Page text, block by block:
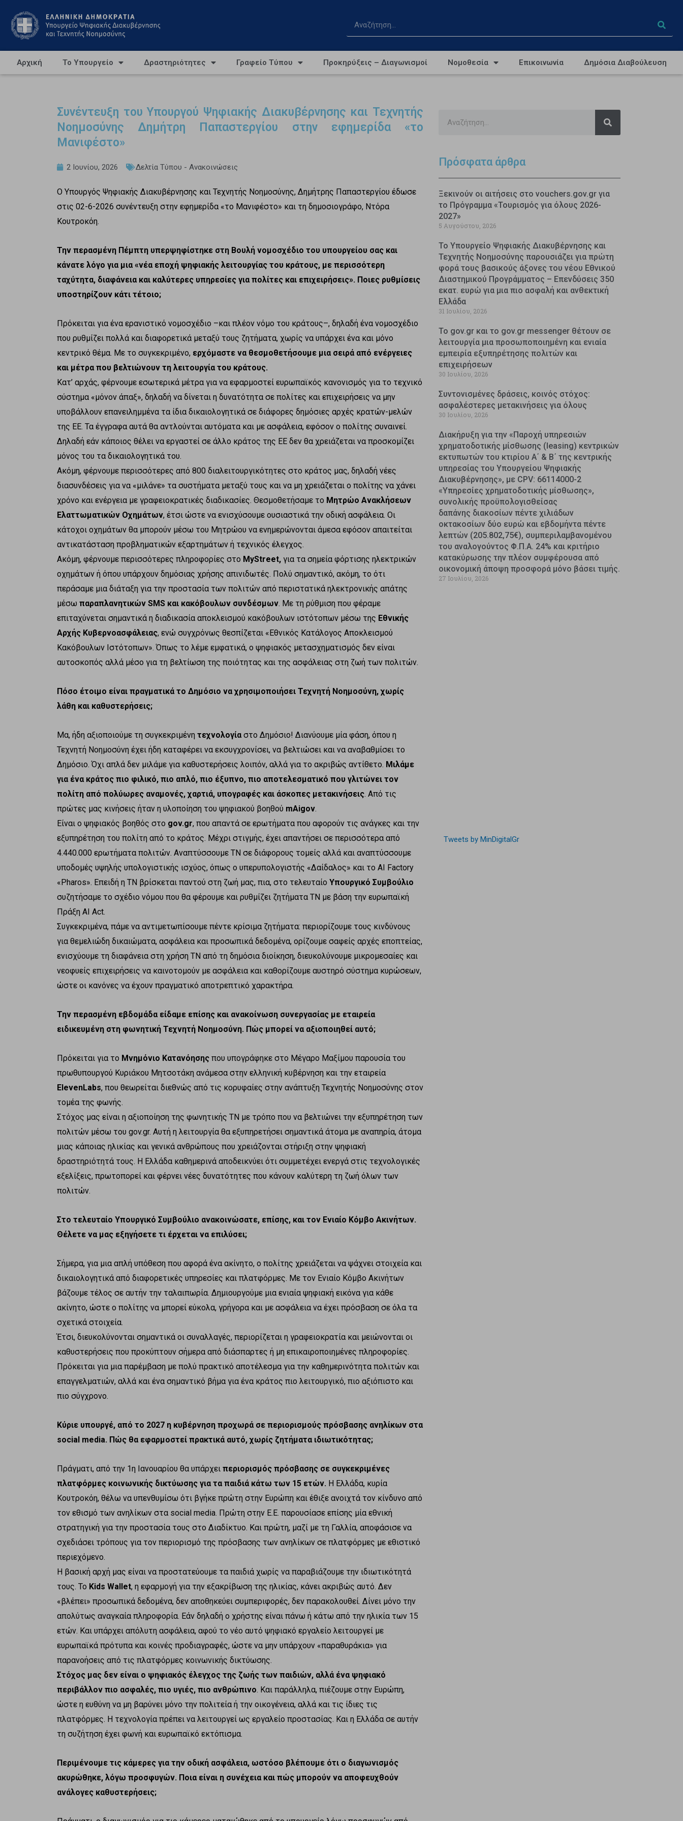
Αρχική Το Υπουργείο Δραστηριότητες Γραφείο Τύπου Προκηρύξεις – Διαγωνισμοί Νομοθεσία Επικοινωνία Δημόσια Διαβούλευση
Συνέντευξη του Υπουργού Ψηφιακής Διακυβέρνησης και Τεχνητής
Νοημοσύνης Δημήτρη Παπαστεργίου στην εφημερίδα «το
Μανιφέστο»
2 Ιουνίου, 2026 Δελτία Τύπου - Ανακοινώσεις
Ο Υπουργός Ψηφιακής Διακυβέρνησης και Τεχνητής Νοημοσύνης, Δημήτρης Παπαστεργίου έδωσε
στις 02-6-2026 συνέντευξη στην εφημερίδα «το Μανιφέστο» και τη δημοσιογράφο, Ντόρα
Κουτροκόη.
Την περασμένη Πέμπτη υπερψηφίστηκε στη Βουλή νομοσχέδιο του υπουργείου σας και
κάνατε λόγο για μια «νέα εποχή ψηφιακής λειτουργίας του κράτους, με περισσότερη
ταχύτητα, διαφάνεια και καλύτερες υπηρεσίες για πολίτες και επιχειρήσεις». Ποιες ρυθμίσεις
υποστηρίζουν κάτι τέτοιο;
Πρόκειται για ένα ερανιστικό νομοσχέδιο –και πλέον νόμο του κράτους–, δηλαδή ένα νομοσχέδιο
που ρυθμίζει πολλά και διαφορετικά μεταξύ τους ζητήματα, χωρίς να υπάρχει ένα και μόνο
κεντρικό θέμα. Με το συγκεκριμένο, ερχόμαστε να θεσμοθετήσουμε μια σειρά από ενέργειες
και μέτρα που βελτιώνουν τη λειτουργία του κράτους.
Κατ’ αρχάς, φέρνουμε εσωτερικά μέτρα για να εφαρμοστεί ευρωπαϊκός κανονισμός για το τεχνικό
σύστημα «μόνον άπαξ», δηλαδή να δίνεται η δυνατότητα σε πολίτες και επιχειρήσεις να μην
υποβάλλουν επανειλημμένα τα ίδια δικαιολογητικά σε διάφορες δημόσιες αρχές κρατών-μελών
της ΕΕ. Τα έγγραφα αυτά θα αντλούνται αυτόματα και με ασφάλεια, εφόσον ο πολίτης συναινεί.
Δηλαδή εάν κάποιος θέλει να εργαστεί σε άλλο κράτος της ΕΕ δεν θα χρειάζεται να προσκομίζει
μόνος του τα δικαιολογητικά του.
Ακόμη, φέρνουμε περισσότερες από 800 διαλειτουργικότητες στο κράτος μας, δηλαδή νέες
διασυνδέσεις για να «μιλάνε» τα συστήματα μεταξύ τους και να μη χρειάζεται ο πολίτης να χάνει
χρόνο και ενέργεια με γραφειοκρατικές διαδικασίες. Θεσμοθετήσαμε το Μητρώο Ανακλήσεων
Ελαττωματικών Οχημάτων, έτσι ώστε να ενισχύσουμε ουσιαστικά την οδική ασφάλεια. Οι
κάτοχοι οχημάτων θα μπορούν μέσω του Μητρώου να ενημερώνονται άμεσα εφόσον απαιτείται
αντικατάσταση προβληματικών εξαρτημάτων ή τεχνικός έλεγχος.
Ακόμη, φέρνουμε περισσότερες πληροφορίες στο MyStreet, για τα σημεία φόρτισης ηλεκτρικών
οχημάτων ή όπου υπάρχουν δημόσιας χρήσης απινιδωτές. Πολύ σημαντικό, ακόμη, το ότι
περάσαμε μια διάταξη για την προστασία των πολιτών από περιστατικά ηλεκτρονικής απάτης
μέσω παραπλανητικών SMS και κακόβουλων συνδέσμων. Με τη ρύθμιση που φέραμε
επιταχύνεται σημαντικά η διαδικασία αποκλεισμού κακόβουλων ιστότοπων μέσω της Εθνικής
Αρχής Κυβερνοασφάλειας, ενώ συγχρόνως θεσπίζεται «Εθνικός Κατάλογος Αποκλεισμού
Κακόβουλων Ιστότοπων». Όπως το λέμε εμφατικά, ο ψηφιακός μετασχηματισμός δεν είναι
αυτοσκοπός αλλά μέσο για τη βελτίωση της ποιότητας και της ασφάλειας στη ζωή των πολιτών.
Πόσο έτοιμο είναι πραγματικά το Δημόσιο να χρησιμοποιήσει Τεχνητή Νοημοσύνη, χωρίς
λάθη και καθυστερήσεις;
Μα, ήδη αξιοποιούμε τη συγκεκριμένη τεχνολογία στο Δημόσιο! Διανύουμε μία φάση, όπου η
Τεχνητή Νοημοσύνη έχει ήδη καταφέρει να εκσυγχρονίσει, να βελτιώσει και να αναβαθμίσει το
Δημόσιο. Όχι απλά δεν μιλάμε για καθυστερήσεις λοιπόν, αλλά για το ακριβώς αντίθετο. Μιλάμε
για ένα κράτος πιο φιλικό, πιο απλό, πιο έξυπνο, πιο αποτελεσματικό που γλιτώνει τον
πολίτη από πολύωρες αναμονές, χαρτιά, υπογραφές και άσκοπες μετακινήσεις. Από τις
πρώτες μας κινήσεις ήταν η υλοποίηση του ψηφιακού βοηθού mAigov.
Είναι ο ψηφιακός βοηθός στο gov.gr, που απαντά σε ερωτήματα που αφορούν τις ανάγκες και την
εξυπηρέτηση του πολίτη από το κράτος. Μέχρι στιγμής, έχει απαντήσει σε περισσότερα από
4.440.000 ερωτήματα πολιτών. Αναπτύσσουμε ΤΝ σε διάφορους τομείς αλλά και αναπτύσσουμε
υποδομές υψηλής υπολογιστικής ισχύος, όπως ο υπερυπολογιστής «Δαίδαλος» και το AI Factory
«Pharos». Επειδή η ΤΝ βρίσκεται παντού στη ζωή μας, πια, στο τελευταίο Υπουργικό Συμβούλιο
συζητήσαμε το σχέδιο νόμου που θα φέρουμε και ρυθμίζει ζητήματα ΤΝ με βάση την ευρωπαϊκή
Πράξη AI Act.
Συγκεκριμένα, πάμε να αντιμετωπίσουμε πέντε κρίσιμα ζητήματα: περιορίζουμε τους κινδύνους
για θεμελιώδη δικαιώματα, ασφάλεια και προσωπικά δεδομένα, ορίζουμε σαφείς αρχές εποπτείας,
ενισχύουμε τη διαφάνεια στη χρήση ΤΝ από τη δημόσια διοίκηση, διευκολύνουμε μικρομεσαίες και
νεοφυείς επιχειρήσεις να καινοτομούν με ασφάλεια και καθορίζουμε αυστηρό σύστημα κυρώσεων,
ώστε οι κανόνες να έχουν πραγματικό αποτρεπτικό χαρακτήρα.
Την περασμένη εβδομάδα είδαμε επίσης και ανακοίνωση συνεργασίας με εταιρεία
ειδικευμένη στη φωνητική Τεχνητή Νοημοσύνη. Πώς μπορεί να αξιοποιηθεί αυτό;
Πρόκειται για το Μνημόνιο Κατανόησης που υπογράφηκε στο Μέγαρο Μαξίμου παρουσία του
πρωθυπουργού Κυριάκου Μητσοτάκη ανάμεσα στην ελληνική κυβέρνηση και την εταιρεία
ElevenLabs, που θεωρείται διεθνώς από τις κορυφαίες στην ανάπτυξη Τεχνητής Νοημοσύνης στον
τομέα της φωνής.
Στόχος μας είναι η αξιοποίηση της φωνητικής ΤΝ με τρόπο που να βελτιώνει την εξυπηρέτηση των
πολιτών μέσω του gov.gr. Αυτή η λειτουργία θα εξυπηρετήσει σημαντικά άτομα με αναπηρία, άτομα
μιας κάποιας ηλικίας και γενικά ανθρώπους που χρειάζονται στήριξη στην ψηφιακή
δραστηριότητά τους. Η Ελλάδα καθημερινά αποδεικνύει ότι συμμετέχει ενεργά στις τεχνολογικές
εξελίξεις, πρωτοπορεί και φέρνει νέες δυνατότητες που κάνουν καλύτερη τη ζωή όλων των
πολιτών.
Στο τελευταίο Υπουργικό Συμβούλιο ανακοινώσατε, επίσης, και τον Ενιαίο Κόμβο Ακινήτων.
Θέλετε να μας εξηγήσετε τι έρχεται να επιλύσει;
Σήμερα, για μια απλή υπόθεση που αφορά ένα ακίνητο, ο πολίτης χρειάζεται να ψάχνει στοιχεία και
δικαιολογητικά από διαφορετικές υπηρεσίες και πλατφόρμες. Με τον Ενιαίο Κόμβο Ακινήτων
βάζουμε τέλος σε αυτήν την ταλαιπωρία. Δημιουργούμε μια ενιαία ψηφιακή εικόνα για κάθε
ακίνητο, ώστε ο πολίτης να μπορεί εύκολα, γρήγορα και με ασφάλεια να έχει πρόσβαση σε όλα τα
σχετικά στοιχεία.
Έτσι, διευκολύνονται σημαντικά οι συναλλαγές, περιορίζεται η γραφειοκρατία και μειώνονται οι
καθυστερήσεις που προκύπτουν σήμερα από διάσπαρτες ή μη επικαιροποιημένες πληροφορίες.
Πρόκειται για μια παρέμβαση με πολύ πρακτικό αποτέλεσμα για την καθημερινότητα πολιτών και
επαγγελματιών, αλλά και ένα σημαντικό βήμα για ένα κράτος πιο λειτουργικό, πιο αξιόπιστο και
πιο σύγχρονο.
Κύριε υπουργέ, από το 2027 η κυβέρνηση προχωρά σε περιορισμούς πρόσβασης ανηλίκων στα
social media. Πώς θα εφαρμοστεί πρακτικά αυτό, χωρίς ζητήματα ιδιωτικότητας;
Πράγματι, από την 1η Ιανουαρίου θα υπάρχει περιορισμός πρόσβασης σε συγκεκριμένες
πλατφόρμες κοινωνικής δικτύωσης για τα παιδιά κάτω των 15 ετών. Η Ελλάδα, κυρία
Κουτροκόη, θέλω να υπενθυμίσω ότι βγήκε πρώτη στην Ευρώπη και έθιξε ανοιχτά τον κίνδυνο από
τον εθισμό των ανηλίκων στα social media. Πρώτη στην Ε.Ε. παρουσίασε επίσης μία εθνική
στρατηγική για την προστασία τους στο Διαδίκτυο. Και πρώτη, μαζί με τη Γαλλία, αποφάσισε να
σχεδιάσει τρόπους για τον περιορισμό της πρόσβασης των ανηλίκων σε πλατφόρμες με εθιστικό
περιεχόμενο.
Η βασική αρχή μας είναι να προστατεύουμε τα παιδιά χωρίς να παραβιάζουμε την ιδιωτικότητά
τους. Το Kids Wallet, η εφαρμογή για την εξακρίβωση της ηλικίας, κάνει ακριβώς αυτό. Δεν
«βλέπει» προσωπικά δεδομένα, δεν αποθηκεύει συμπεριφορές, δεν παρακολουθεί. Δίνει μόνο την
απολύτως αναγκαία πληροφορία. Εάν δηλαδή ο χρήστης είναι πάνω ή κάτω από την ηλικία των 15
ετών. Και υπάρχει απόλυτη ασφάλεια, αφού το νέο αυτό ψηφιακό εργαλείο λειτουργεί με
ευρωπαϊκά πρότυπα και κοινές προδιαγραφές, ώστε να μην υπάρχουν «παραθυράκια» για
παρανοήσεις από τις πλατφόρμες κοινωνικής δικτύωσης.
Στόχος μας δεν είναι ο ψηφιακός έλεγχος της ζωής των παιδιών, αλλά ένα ψηφιακό
περιβάλλον πιο ασφαλές, πιο υγιές, πιο ανθρώπινο. Και παράλληλα, πιέζουμε στην Ευρώπη,
ώστε η ευθύνη να μη βαρύνει μόνο την πολιτεία ή την οικογένεια, αλλά και τις ίδιες τις
πλατφόρμες. Η τεχνολογία πρέπει να λειτουργεί ως εργαλείο προστασίας. Και η Ελλάδα σε αυτήν
τη συζήτηση έχει φωνή και ευρωπαϊκό εκτόπισμα.
Περιμένουμε τις κάμερες για την οδική ασφάλεια, ωστόσο βλέπουμε ότι ο διαγωνισμός
ακυρώθηκε, λόγω προσφυγών. Ποια είναι η συνέχεια και πώς μπορούν να αποφευχθούν
ανάλογες καθυστερήσεις;
Πρόσφατα άρθρα
Ξεκινούν οι αιτήσεις στο vouchers.gov.gr για
το Πρόγραμμα «Τουρισμός για όλους 2026-
2027»
5 Αυγούστου, 2026
Το Υπουργείο Ψηφιακής Διακυβέρνησης και
Τεχνητής Νοημοσύνης παρουσιάζει για πρώτη
φορά τους βασικούς άξονες του νέου Εθνικού
Διαστημικού Προγράμματος – Επενδύσεις 350
εκατ. ευρώ για μια πιο ασφαλή και ανθεκτική
Ελλάδα
31 Ιουλίου, 2026
Το gov.gr και το gov.gr messenger θέτουν σε
λειτουργία μια προσωποποιημένη και ενιαία
εμπειρία εξυπηρέτησης πολιτών και
επιχειρήσεων
30 Ιουλίου, 2026
Συντονισμένες δράσεις, κοινός στόχος:
ασφαλέστερες μετακινήσεις για όλους
30 Ιουλίου, 2026
Διακήρυξη για την «Παροχή υπηρεσιών
χρηματοδοτικής μίσθωσης (leasing) κεντρικών
εκτυπωτών του κτιρίου Α΄ & Β΄ της κεντρικής
υπηρεσίας του Υπουργείου Ψηφιακής
Διακυβέρνησης», με CPV: 66114000-2
«Υπηρεσίες χρηματοδοτικής μίσθωσης»,
συνολικής προϋπολογισθείσας
δαπάνης διακοσίων πέντε χιλιάδων
οκτακοσίων δύο ευρώ και εβδομήντα πέντε
λεπτών (205.802,75€), συμπεριλαμβανομένου
του αναλογούντος Φ.Π.Α. 24% και κριτήριο
κατακύρωσης την πλέον συμφέρουσα από
οικονομική άποψη προσφορά μόνο βάσει τιμής.
27 Ιουλίου, 2026
Tweets by MinDigitalGr